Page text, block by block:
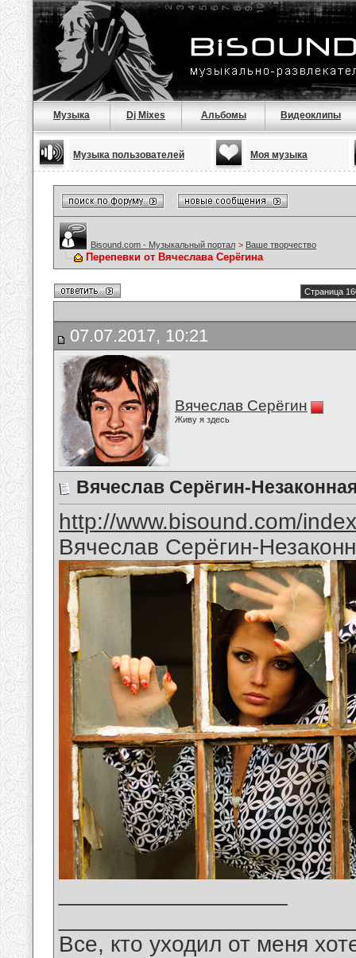
Музыка Dj Mixes Альбомы Видеоклипы
Музыка пользователей Моя музыка
Bisound.com - Музыкальный портал > Ваше творчество
Перепевки от Вячеслава Серёгина
Страница
07.07.2017, 10:21
Вячеслав Серёгин
Живу я здесь
Вячеслав Серёгин-
http://www.bisound.com/
Вячеслав Серёгин-
Все, кто уходил от меня